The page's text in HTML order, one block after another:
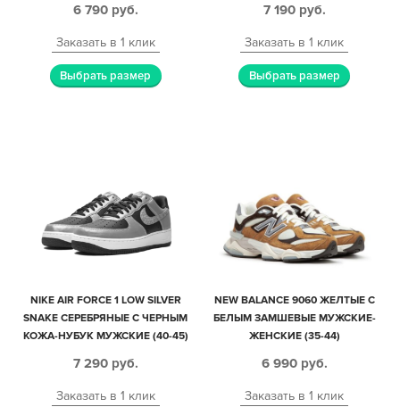
6 790 руб.
Заказать в 1 клик
Выбрать размер
7 190 руб.
Заказать в 1 клик
Выбрать размер
NIKE AIR FORCE 1 LOW SILVER
SNAKE СЕРЕБРЯНЫЕ С ЧЕРНЫМ
КОЖА-НУБУК МУЖСКИЕ (40-45)
7 290 руб.
Заказать в 1 клик
NEW BALANCE 9060 ЖЕЛТЫЕ С
БЕЛЫМ ЗАМШЕВЫЕ МУЖСКИЕ-
ЖЕНСКИЕ (35-44)
6 990 руб.
Заказать в 1 клик